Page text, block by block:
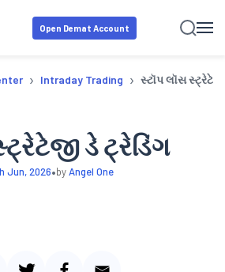
Open Demat Account
› Intraday Trading › સ્ટૉપ લૉસ
ડે ટ્રેડિંગ
Jun, 2026•byAngel One